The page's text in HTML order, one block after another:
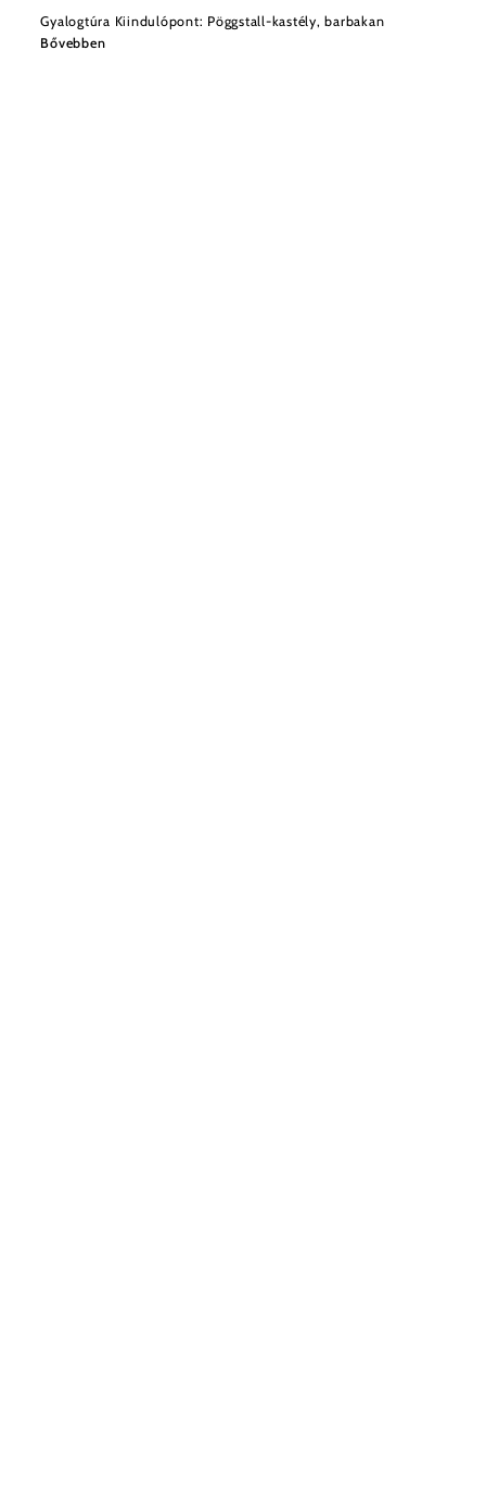
Gyalogtúra Kiindulópont: Pöggstall-kastély, barbakan
Bővebben